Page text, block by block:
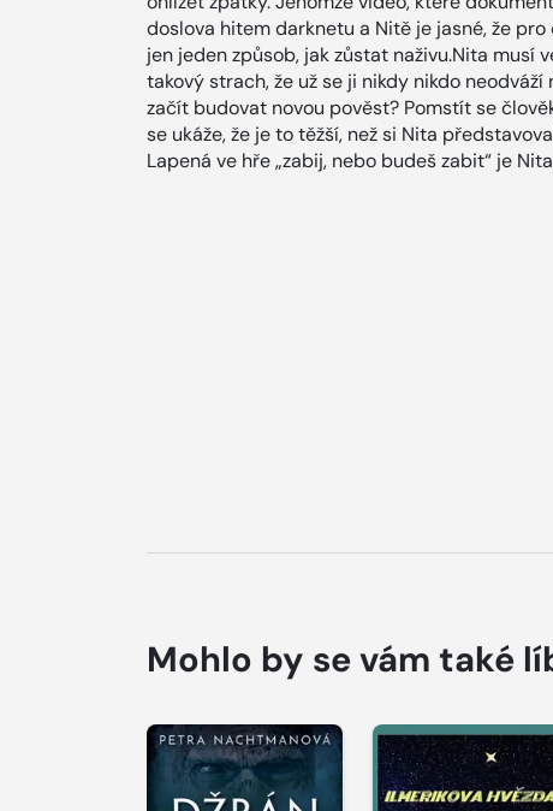
doslova hitem darknetu a Nitě je jasné, že
jen jeden způsob, jak zůstat naživu.Nita
takový strach, že už se ji nikdy nikdo
začít budovat novou pověst? Pomstít se
se ukáže, že je to těžší, než si Nita
Lapená ve hře „zabij, nebo budeš zabit“ je
Mohlo by se vám také